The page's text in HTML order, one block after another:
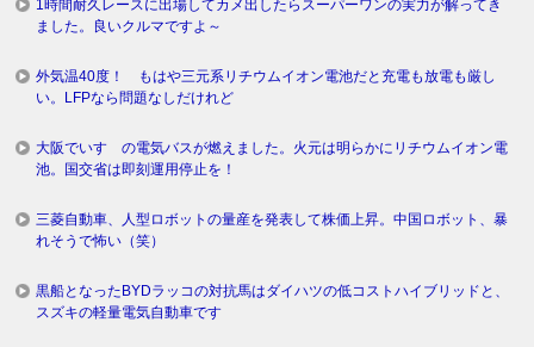
1時間耐久レースに出場してカメ出したらスーパーワンの実力が解ってき
ました。良いクルマですよ～
外気温40度！ もはや三元系リチウムイオン電池だと充電も放電も厳し
い。LFPなら問題なしだけれど
大阪でいすゞの電気バスが燃えました。火元は明らかにリチウムイオン電
池。国交省は即刻運用停止を！
三菱自動車、人型ロボットの量産を発表して株価上昇。中国ロボット、暴
れそうで怖い（笑）
黒船となったBYDラッコの対抗馬はダイハツの低コストハイブリッドと、
スズキの軽量電気自動車です